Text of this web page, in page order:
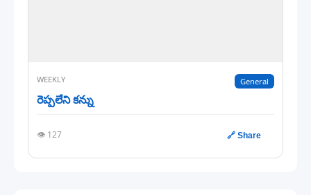
WEEKLY General
రెప్పలేని కన్ను
👁️ 127 🔗 Share